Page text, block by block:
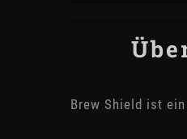
Brew Shield ist